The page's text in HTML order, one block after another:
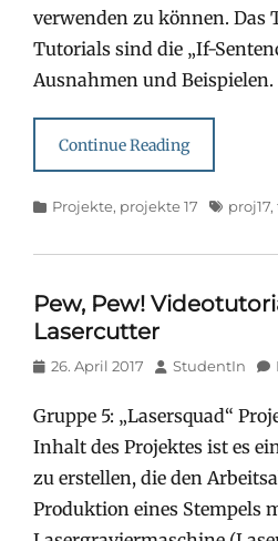
verwenden zu können. Das
Tutorials sind die „If-
Ausnahmen und Beispielen.
Continue Reading
Categories
Projekte, projekte 17 Tagsproj17,
Pew, Pew!
Lasercutter
Posted
26. April 2017 Author
StudentIn
Gruppe 5: „Lasersquad“
Inhalt des Projektes ist es
zu erstellen, die den
Produktion eines Stempels